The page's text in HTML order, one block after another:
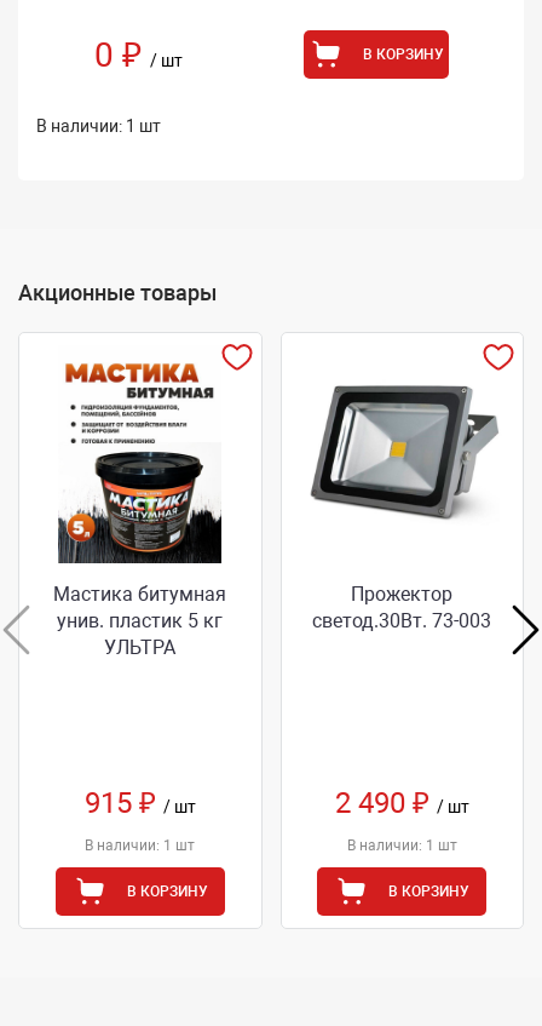
0 ₽ / шт В КОРЗИНУ
В наличии: 1 шт
Акционные товары
Мастика битумная
унив. пластик 5 кг
УЛЬТРА
915 ₽ / шт
В наличии: 1 шт
В КОРЗИНУ
Прожектор
светод.30Вт. 73-003
2 490 ₽ / шт
В наличии: 1 шт
В КОРЗИНУ